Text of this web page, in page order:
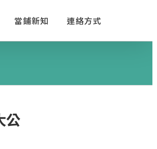
當鋪新知 連絡方式
公